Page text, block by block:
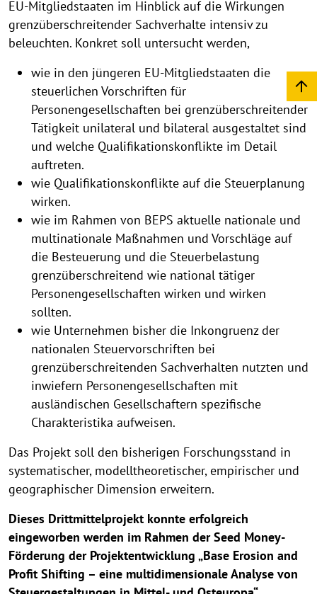
EU-Mitgliedstaaten im Hinblick auf die Wirkungen
grenzüberschreitender Sachverhalte intensiv zu
beleuchten. Konkret soll untersucht werden,
wie in den jüngeren EU-Mitgliedstaaten die
steuerlichen Vorschriften für
Personengesellschaften bei grenzüberschreitender
Tätigkeit unilateral und bilateral ausgestaltet sind
und welche Qualifikationskonflikte im Detail
auftreten.
wie Qualifikationskonflikte auf die Steuerplanung
wirken.
wie im Rahmen von BEPS aktuelle nationale und
multinationale Maßnahmen und Vorschläge auf
die Besteuerung und die Steuerbelastung
grenzüberschreitend wie national tätiger
Personengesellschaften wirken und wirken
sollten.
wie Unternehmen bisher die Inkongruenz der
nationalen Steuervorschriften bei
grenzüberschreitenden Sachverhalten nutzten und
inwiefern Personengesellschaften mit
ausländischen Gesellschaftern spezifische
Charakteristika aufweisen.
Das Projekt soll den bisherigen Forschungsstand in
systematischer, modelltheoretischer, empirischer und
geographischer Dimension erweitern.
Dieses Drittmittelprojekt konnte erfolgreich
eingeworben werden im Rahmen der Seed Money-
Förderung der Projektentwicklung „Base Erosion and
Profit Shifting – eine multidimensionale Analyse von